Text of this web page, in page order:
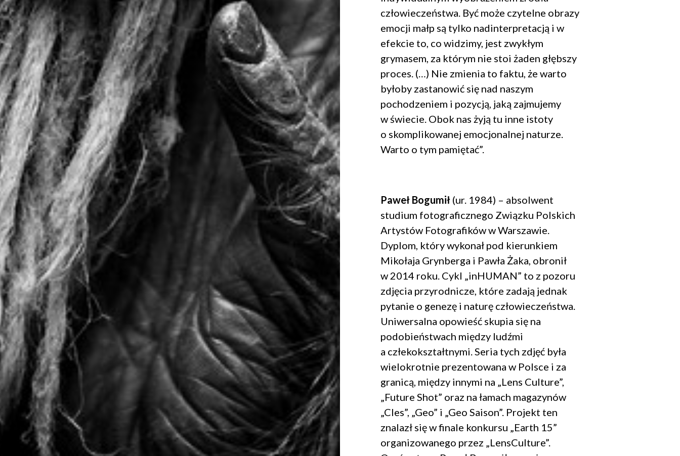
Wyrażam zgodę na przetwarzanie danych osobowych w celu skorzystania z usługi newsletter.
Administratorem danych osobowych jest Centrum Kultury ZAMEK z siedzibą w Poznaniu.
Zapoznałem/am się z informacjami dotyczącymi przetwarzania danych osobowych, które są zawarte
Polityce prywatności
człowieczeństwa. Być może czytelne obrazy
emocji małp są tylko nadinterpretacją i w
efekcie to, co widzimy, jest zwykłym
grymasem, za którym nie stoi żaden głębszy
proces. (…) Nie zmienia to faktu, że warto
byłoby zastanowić się nad naszym
pochodzeniem i pozycją, jaką zajmujemy
w świecie. Obok nas żyją tu inne istoty
o skomplikowanej emocjonalnej naturze.
Warto o tym pamiętać”.
Paweł Bogumił (ur. 1984) – absolwent
studium fotograficznego Związku Polskich
Artystów Fotografików w Warszawie.
Dyplom, który wykonał pod kierunkiem
Mikołaja Grynberga i Pawła Żaka, obronił
w 2014 roku. Cykl „inHUMAN” to z pozoru
zdjęcia przyrodnicze, które zadają jednak
pytanie o genezę i naturę człowieczeństwa.
Uniwersalna opowieść skupia się na
podobieństwach między ludźmi
a człekokształtnymi. Seria tych zdjęć była
wielokrotnie prezentowana w Polsce i za
granicą, między innymi na „Lens Culture”,
„Future Shot” oraz na łamach magazynów
„Cles”, „Geo” i „Geo Saison”. Projekt ten
znalazł się w finale konkursu „Earth 15”
organizowanego przez „LensCulture”.